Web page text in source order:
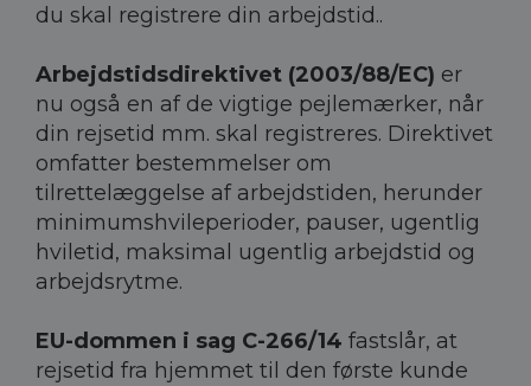
du skal registrere din arbejdstid..
Arbejdstidsdirektivet (2003/88/EC) er
nu også en af de vigtige pejlemærker, når
din rejsetid mm. skal registreres. Direktivet
omfatter bestemmelser om
tilrettelæggelse af arbejdstiden, herunder
minimumshvileperioder, pauser, ugentlig
hviletid, maksimal ugentlig arbejdstid og
arbejdsrytme.
EU-dommen i sag C-266/14 fastslår, at
rejsetid fra hjemmet til den første kunde